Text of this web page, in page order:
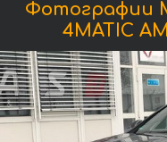
Фотографии
4MATIC